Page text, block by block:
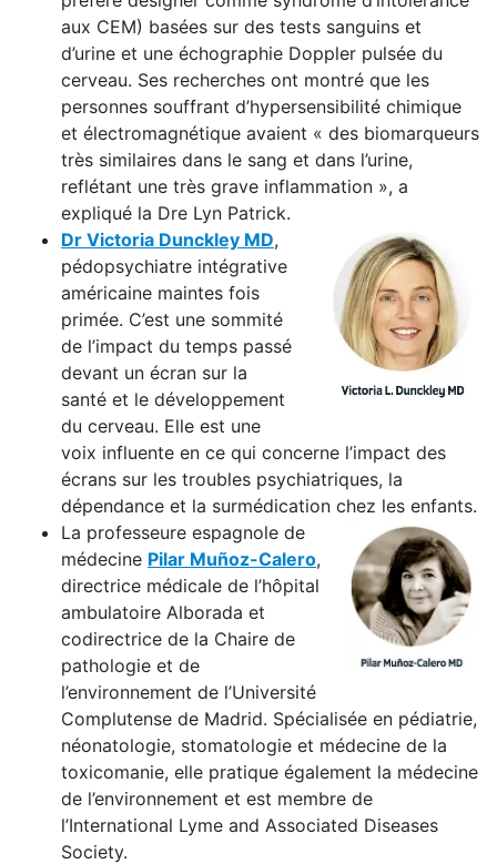
aux CEM) basées sur des tests sanguins et
d’urine et une échographie Doppler pulsée du
cerveau. Ses recherches ont montré que les
personnes souffrant d’hypersensibilité chimique
et électromagnétique avaient « des biomarqueurs
très similaires dans le sang et dans l’urine,
reflétant une très grave inflammation », a
expliqué la Dre Lyn Patrick.
Dr Victoria Dunckley MD,
pédopsychiatre intégrative
américaine maintes fois
primée. C’est une sommité
de l’impact du temps passé
devant un écran sur la
santé et le développement
du cerveau. Elle est une
voix influente en ce qui concerne l’impact des
écrans sur les troubles psychiatriques, la
dépendance et la surmédication chez les enfants.
La professeure espagnole de
médecine Pilar Muñoz-Calero,
directrice médicale de l’hôpital
ambulatoire Alborada et
codirectrice de la Chaire de
pathologie et de
l’environnement de l’Université
Complutense de Madrid. Spécialisée en pédiatrie,
néonatologie, stomatologie et médecine de la
toxicomanie, elle pratique également la médecine
de l’environnement et est membre de
l’International Lyme and Associated Diseases
Society.